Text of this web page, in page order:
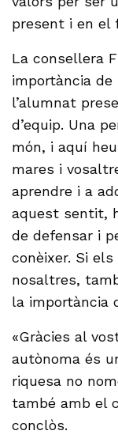
present i en el
La consellera
importància de
l’alumnat
d’equip. Una
món, i aquí
mares i
aprendre i a
aquest sentit,
de defensar i
conèixer. Si
nosaltres,
la importància
«Gràcies al
autònoma és
riquesa no
també amb el
conclòs.